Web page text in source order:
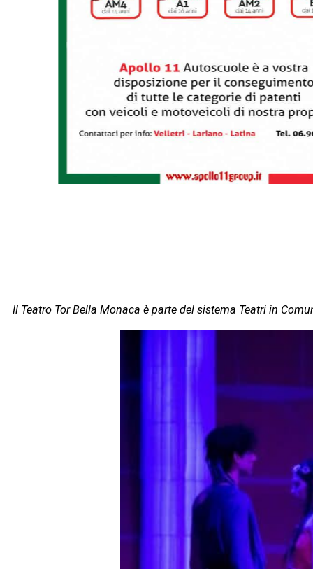
Il Teatro Tor Bella Monaca è parte del sistema Teatri in